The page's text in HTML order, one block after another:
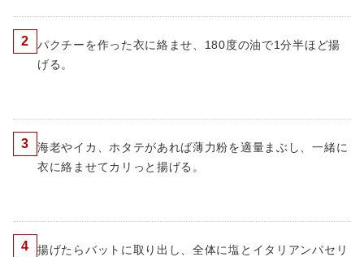
2
パクチーを作った衣に絡ませ、180度の油で1分半ほど揚
げる。
3
海老やイカ、ホタテがあれば薄力粉を適量まぶし、一緒に
衣に絡ませてカリっと揚げる。
4
揚げたらバットに取り出し、全体に塩とイタリアンパセリ